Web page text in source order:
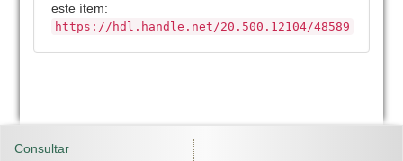
este ítem:
https://hdl.handle.net/20.500.12104/48589
Consultar